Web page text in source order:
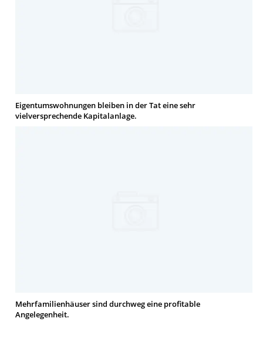
Eigentumswohnungen bleiben in der Tat eine sehr
vielversprechende Kapitalanlage.
Mehrfamilienhäuser sind durchweg eine profitable
Angelegenheit.